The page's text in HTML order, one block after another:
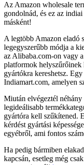
Az Amazon wholesale
gondolnád, és ez az
másként!
A legtöbb Amazon eladó
legegyszerűbb módja a
az Alibaba.com-on vagy
platformok helyszűrőinek
gyártókra kereshetsz.
Indiamart.com, amelyen
Miután elvégeztél néhány
legideálisabb
gyártóra kell szűkítened.
kérdést gyártási
egyébről, ami fontos
Ha pedig bármiben
kapcsán, esetleg még